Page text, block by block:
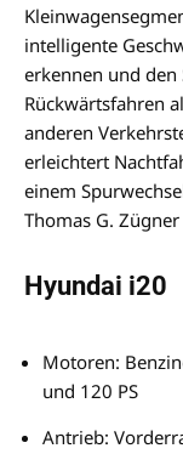
intelligente
erkennen und den
Rückwärtsfahren
anderen
erleichtert
einem
Thomas G. Zügner
Hyundai i20
Motoren:
und 120 PS
Antrieb: